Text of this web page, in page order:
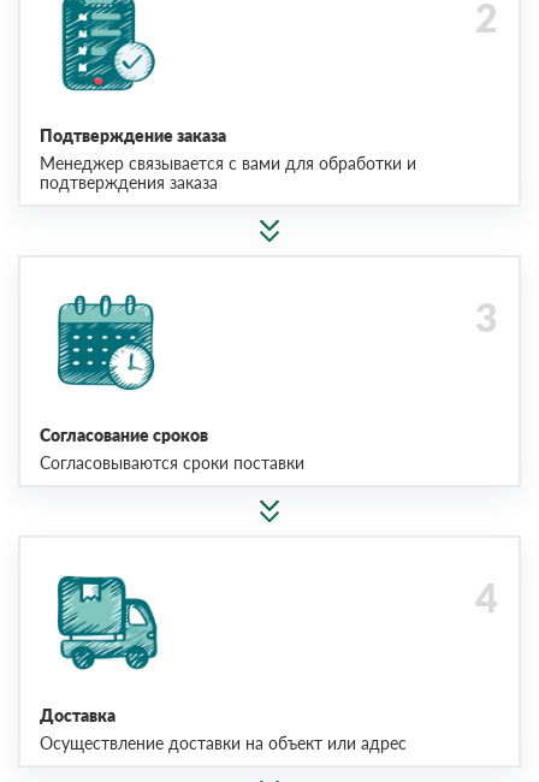
Подтверждение заказа
Менеджер связывается с вами для обработки и
подтверждения заказа
Согласование сроков
Согласовываются сроки поставки
Доставка
Осуществление доставки на объект или адрес